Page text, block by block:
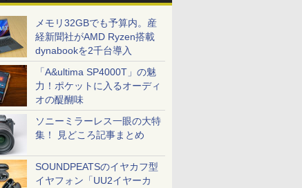
メモリ32GBでも予算内。産
経新聞社がAMD Ryzen搭載
dynabookを2千台導入
「A&ultima SP4000T」の魅
力！ポケットに入るオーディ
オの醍醐味
ソニーミラーレス一眼の大特
集！ 見どころ記事まとめ
SOUNDPEATSのイヤカフ型
イヤフォン「UU2イヤーカ